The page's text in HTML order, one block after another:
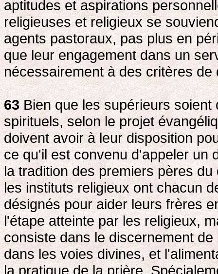
aptitudes et aspirations
religieuses et religieux se
agents pastoraux, pas plus en
que leur engagement dans un
nécessairement à des critères
63Bien que les supérieurs soient
spirituels, selon le projet
doivent avoir à leur disposition
ce qu'il est convenu d'appeler un
la tradition des premiers pères
les instituts religieux ont chacun
désignés pour aider leurs frères
l'étape atteinte par les religieux,
consiste dans le discernement
dans les voies divines, et
la pratique de la prière.